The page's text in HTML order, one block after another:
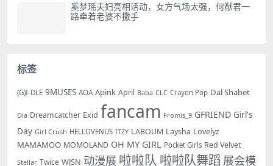
奚梦瑶夫妇亮相活动，女方气场太强，何猷君一
路牵着老婆不撒手
标签
(G)I-DLE 9MUSES AOA Apink April Baba CLC Crayon Pop Dal Shabet
Dia Dreamcatcher Exid fancam Fromis_9 GFRIEND Girl's
Day Girl Crush HELLOVENUS ITZY LABOUM Laysha Lovelyz
MAMAMOO MOMOLAND OH MY GIRL Pocket Girls Red Velvet
Stellar Twice WJSN 动漫展 啦啦队 啦啦队舞蹈 展会模